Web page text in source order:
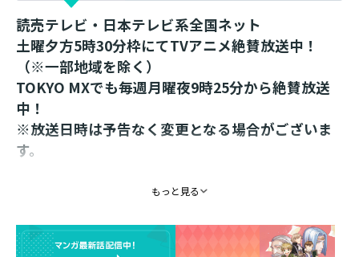
読売テレビ・日本テレビ系全国ネット
土曜夕方5時30分枠にてTVアニメ絶賛放送中！
（※一部地域を除く）
TOKYO MXでも毎週月曜夜9時25分から絶賛放送
中！
※放送日時は予告なく変更となる場合がございま
す。
ミニマインのキュートなダイカット付箋が登場！
もっと見る